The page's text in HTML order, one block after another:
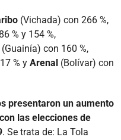
(Vichada) con 266 %,
% y 154 %,
(Guainía) con 160 %,
% y Arenal (Bolívar) con
presentaron un aumento
las elecciones de
. Se trata de: La Tola